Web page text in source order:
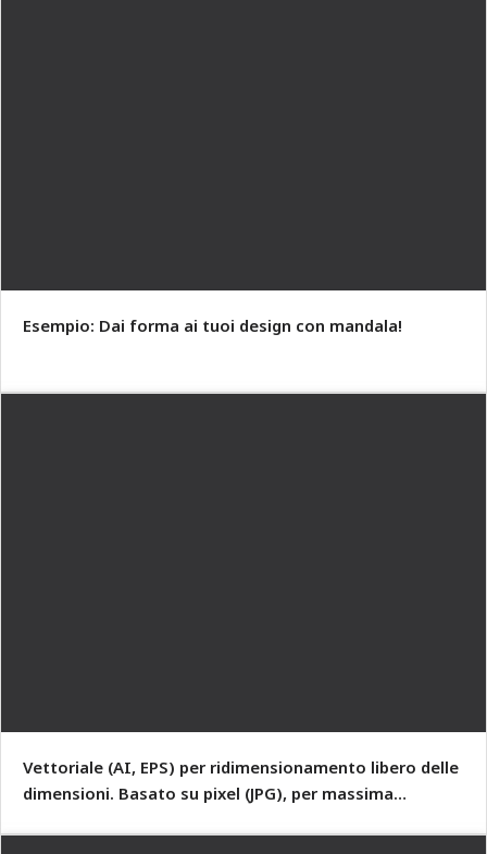
Esempio: Dai forma ai tuoi design con mandala!
Vettoriale (AI, EPS) per ridimensionamento libero delle
dimensioni. Basato su pixel (JPG), per massima